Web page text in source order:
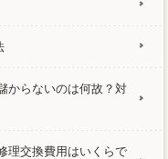
からないのは何故？対
理交換費用はいくらで